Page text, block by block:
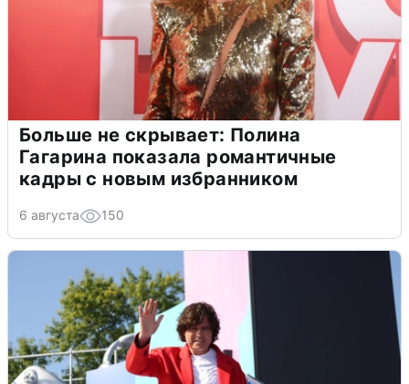
Больше не скрывает: Полина
Гагарина показала романтичные
кадры с новым избранником
6 августа 150